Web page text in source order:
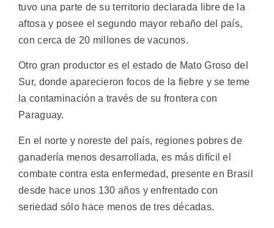
tuvo una parte de su territorio declarada libre de la
aftosa y posee el segundo mayor rebaño del país,
con cerca de 20 millones de vacunos.
Otro gran productor es el estado de Mato Groso del
Sur, donde aparecieron focos de la fiebre y se teme
la contaminación a través de su frontera con
Paraguay.
En el norte y noreste del país, regiones pobres de
ganadería menos desarrollada, es más difícil el
combate contra esta enfermedad, presente en Brasil
desde hace unos 130 años y enfrentado con
seriedad sólo hace menos de tres décadas.